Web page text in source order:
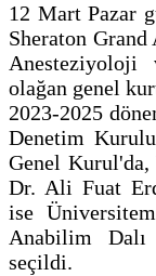
12 Mart Pazar
Sheraton
Anesteziyoloji
olağan genel
2023-2025
Denetim
Genel Kurul'da,
Dr. Ali Fuat
ise
Anabilim
seçildi.